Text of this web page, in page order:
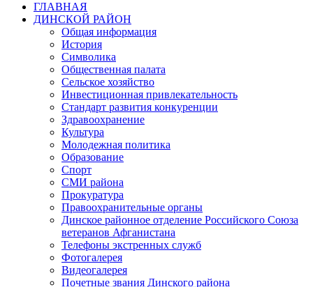
ГЛАВНАЯ
ДИНСКОЙ РАЙОН
Общая информация
История
Символика
Общественная палата
Сельское хозяйство
Инвестиционная привлекательность
Стандарт развития конкуренции
Здравоохранение
Культура
Молодежная политика
Образование
Спорт
СМИ района
Прокуратура
Правоохранительные органы
Динское районное отделение Российского Союза
ветеранов Афганистана
Телефоны экстренных служб
Фотогалерея
Видеогалерея
Почетные звания Динского района